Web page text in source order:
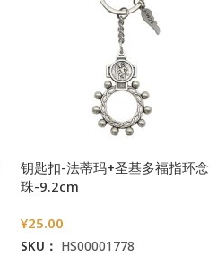
钥匙扣-法蒂玛+圣基多福指环念
珠-9.2cm
¥25.00
SKU： HS00001778